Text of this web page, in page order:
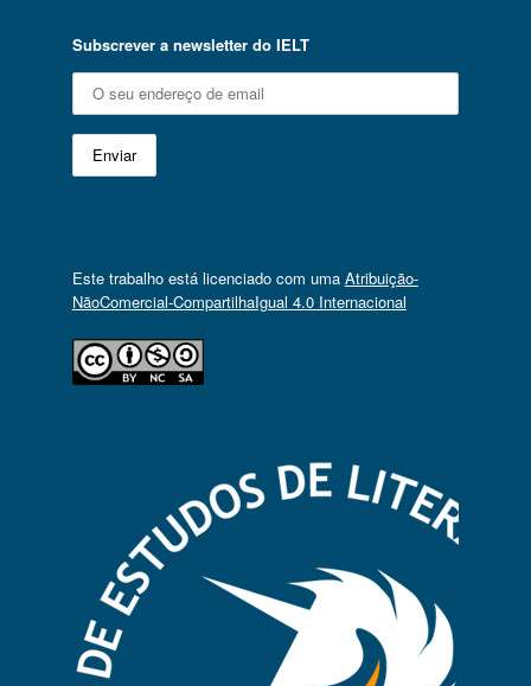
Subscrever a newsletter do IELT
Este trabalho está licenciado com uma Atribuição-
NãoComercial-CompartilhaIgual 4.0 Internacional